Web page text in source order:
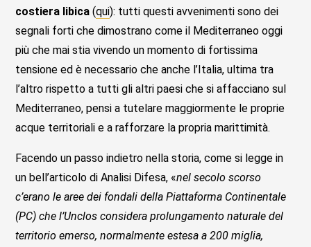
costiera libica(qui): tutti questi avvenimenti sono dei
segnali forti che dimostrano come il Mediterraneo oggi
più che mai stia vivendo un momento di fortissima
tensione ed è necessario che anche l’Italia, ultima tra
l’altro rispetto a tutti gli altri paesi che si affacciano sul
Mediterraneo, pensi a tutelare maggiormente le proprie
acque territoriali e a rafforzare la propria marittimità.
Facendo un passo indietro nella storia, come si legge in
un bell’articolo di Analisi Difesa, «nel secolo scorso
c’erano le aree dei fondali della Piattaforma Continentale
(PC) che l’Unclos considera prolungamento naturale del
territorio emerso, normalmente estesa a 200 miglia,